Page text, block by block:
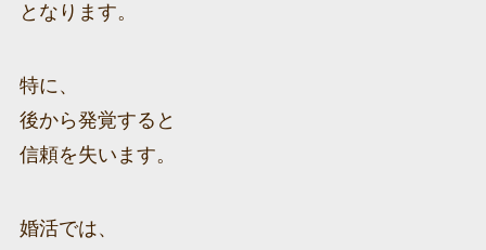
となります。
特に、
後から発覚すると
信頼を失います。
婚活では、